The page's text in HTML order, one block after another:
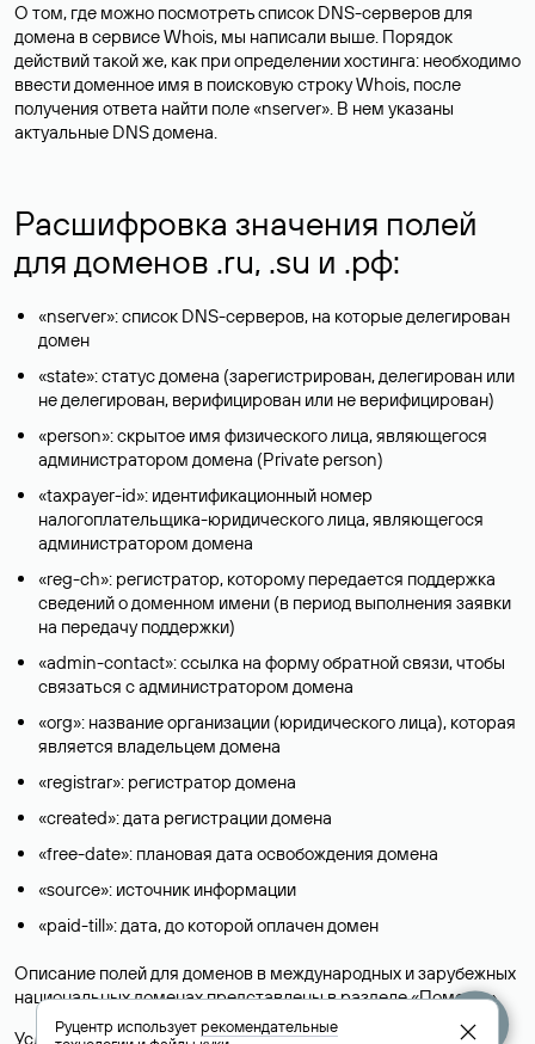
О том, где можно посмотреть список DNS-серверов для
домена в сервисе Whois, мы написали выше. Порядок
действий такой же, как при определении хостинга: необходимо
ввести доменное имя в поисковую строку Whois, после
получения ответа найти поле «nserver». В нем указаны
актуальные DNS домена.
Расшифровка значения полей
для доменов .ru, .su и .рф:
«nserver»: список DNS-серверов, на которые делегирован
домен
«state»: статус домена (зарегистрирован, делегирован или
не делегирован, верифицирован или не верифицирован)
«person»: скрытое имя физического лица, являющегося
администратором домена (Privatе person)
«taxpayer-id»: идентификационный номер
налогоплательщика-юридического лица, являющегося
администратором домена
«reg-ch»: регистратор, которому передается поддержка
сведений о доменном имени (в период выполнения заявки
на передачу поддержки)
«admin-contact»: ссылка на форму обратной связи, чтобы
связаться с администратором домена
«org»: название организации (юридического лица), которая
является владельцем домена
«registrar»: регистратор домена
«created»: дата регистрации домена
«free-date»: плановая дата освобождения домена
«source»: источник информации
«paid-till»: дата, до которой оплачен домен
Описание полей для доменов в международных и зарубежных
национальных доменах представлены в разделе «Помощь».
Условия использования Whois-сервиса
Руцентр используетрекомендательные